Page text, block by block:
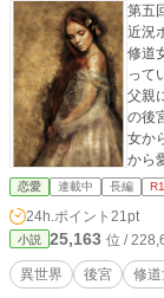
第五
近況ボードにて。
修道
って
父親
の後宮
女か
から
らも
宮を飛
にな
をし
恋愛 連載中 長編
24h.ポイント 21pt
小説 25,163 位 /
異世界 後宮 修